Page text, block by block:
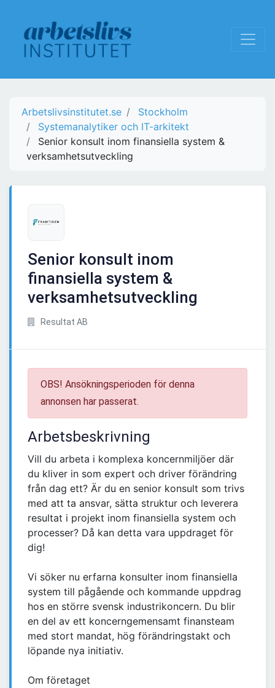
Arbetslivsinstitutet.se
Stockholm
Systemanalytiker och IT-arkitekt
Senior konsult inom finansiella system &
verksamhetsutveckling
Senior konsult inom
finansiella system &
verksamhetsutveckling
Resultat AB
OBS! Ansökningsperioden för denna
annonsen har passerat.
Arbetsbeskrivning
Vill du arbeta i komplexa koncernmiljöer där
du kliver in som expert och driver förändring
från dag ett? Är du en senior konsult som trivs
med att ta ansvar, sätta struktur och leverera
resultat i projekt inom finansiella system och
processer? Då kan detta vara uppdraget för
dig!
Vi söker nu erfarna konsulter inom finansiella
system till pågående och kommande uppdrag
hos en större svensk industrikoncern. Du blir
en del av ett koncerngemensamt finansteam
med stort mandat, hög förändringstakt och
löpande nya initiativ.
Om företaget